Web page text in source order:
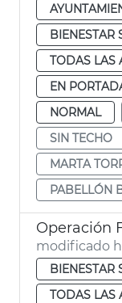
BIENESTAR
TODAS LAS
EN
NORMAL
SIN TECHO
MARTA
PABELLÓN
Operación
modificado
BIENESTAR
TODAS LAS